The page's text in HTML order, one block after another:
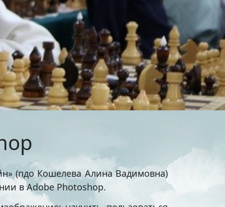
(пдо Кошелева Алина Вадимовна)
в Adobe Photoshop.